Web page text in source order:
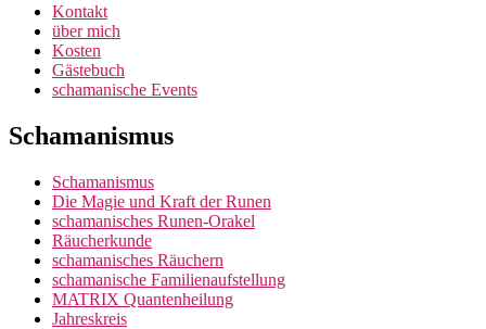
Kontakt
über mich
Kosten
Gästebuch
schamanische Events
Schamanismus
Schamanismus
Die Magie und Kraft der Runen
schamanisches Runen-Orakel
Räucherkunde
schamanisches Räuchern
schamanische Familienaufstellung
MATRIX Quantenheilung
Jahreskreis